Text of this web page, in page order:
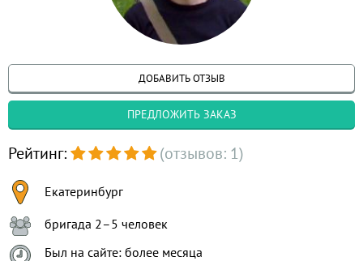
ДОБАВИТЬ ОТЗЫВ
ПРЕДЛОЖИТЬ ЗАКАЗ
Рейтинг: (отзывов: 1)
Екатеринбург
бригада 2–5 человек
Был на сайте: более месяца